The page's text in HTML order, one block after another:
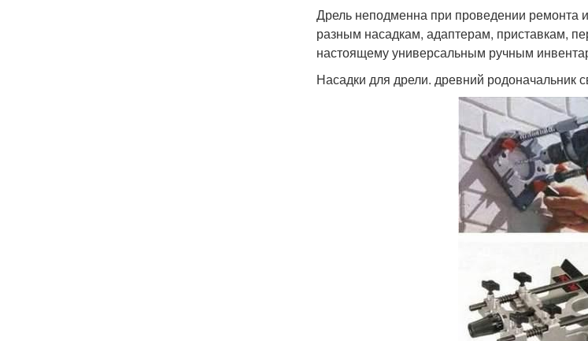
Дрель неподменна при проведении ремонта
разным насадкам, адаптерам, приставкам,
настоящему универсальным ручным
Насадки для дрели. древний родоначальник